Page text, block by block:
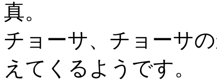
真。
チョーサ、チョーサ
えてくるようです。